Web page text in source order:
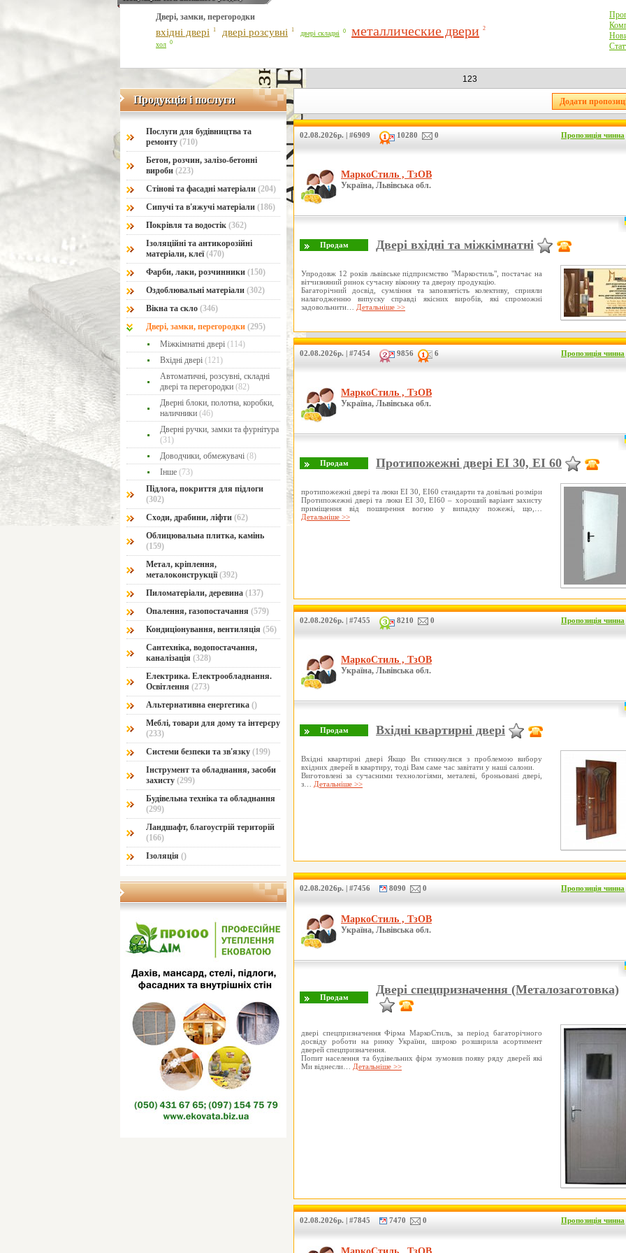
Двері, замки, перегородки
вхідні двері 1 двері розсувні 1 двері складні 0 металлические двери 2
хол 0
123
Продукція і послуги
Продукція і послуги
Послуги для будівництва та
ремонту (710)
Бетон, розчин, залізо-бетонні
вироби (223)
Стінові та фасадні матеріали (204)
Сипучі та в'яжучі матеріали (186)
Покрівля та водостік (362)
Ізоляційні та антикорозійні
матеріали, клеї(470)
Фарби, лаки, розчинники (150)
Оздоблювальні матеріали (302)
Вікна та скло (346)
Двері, замки, перегородки (295)
Міжкімнатні двері (114)
Вхідні двері (121)
Автоматичні, розсувні, складні
двері та перегородки (82)
Дверні блоки, полотна, коробки,
наличники (46)
Дверні ручки, замки та фурнітура
(31)
Доводчики, обмежувачі (8)
Інше (73)
Підлога, покриття для підлоги
(302)
Сходи, драбини, ліфти (62)
Облицювальна плитка, камінь
(159)
Метал, кріплення,
металоконструкції(392)
Пиломатеріали, деревина (137)
Опалення, газопостачання (579)
Кондиціонування, вентиляція (56)
Сантехніка, водопостачання,
каналізація (328)
Електрика. Електрообладнання.
Освітлення (273)
Альтернативна енергетика ()
Меблі, товари для дому та інтерєру
(233)
Системи безпеки та зв'язку (199)
Інструмент та обладнання, засоби
захисту (299)
Будівельна техніка та обладнання
(299)
Ландшафт, благоустрій територій
(166)
Ізоляція ()
02.08.2026р. | #6909 10280 0 Пропозиція чинна
МаркоСтиль , ТзОВ
Україна, Львівська обл.
Двері вхідні та міжкімнатні
Упродовж 12 років львівське підприємство "Маркостиль", постачає на
вітчизняний ринок сучасну віконну та дверну продукцію.
Багаторічний досвід, сумління та заповзятість колективу, сприяли
налагодженню випуску справді якісних виробів, які спроможні
задовольнити… Детальніше >>
02.08.2026р. | #7454 9856 6 Пропозиція чинна
МаркоСтиль , ТзОВ
Україна, Львівська обл.
Протипожежні двері ЕІ 30, ЕІ 60
протипожежні двері та люки ЕІ 30, ЕІ60 стандарти та довільні розміри
Протипожежні двері та люки ЕІ 30, ЕІ60 – хороший варіант захисту
приміщення від поширення вогню у випадку пожежі, що,…
Детальніше >>
02.08.2026р. | #7455 8210 0 Пропозиція чинна
МаркоСтиль , ТзОВ
Україна, Львівська обл.
Вхідні квартирні двері
Вхідні квартирні двері Якщо Ви стикнулися з проблемою вибору
вхідних дверей в квартиру, тоді Вам саме час завітати у наші салони.
Виготовлені за сучасними технологіями, металеві, броньовані двері,
з… Детальніше >>
02.08.2026р. | #7456 8090 0 Пропозиція чинна
МаркоСтиль , ТзОВ
Україна, Львівська обл.
Двері спецпризначення (Металозаготовка)
двері спецпризначення Фірма МаркоСтиль, за період багаторічного
досвіду роботи на ринку України, широко розширила асортимент
дверей спецпризначення.
Попит населення та будівельних фірм зумовив появу ряду дверей які
Ми віднесли… Детальніше >>
02.08.2026р. | #7845 7470 0 Пропозиція чинна